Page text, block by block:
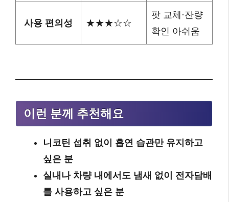
사용 편의성 ★★★☆☆
팟 교체·잔량
확인 아쉬움
이런 분께 추천해요
니코틴 섭취 없이 흡연 습관만 유지하고
싶은 분
실내나 차량 내에서도 냄새 없이 전자담배
를 사용하고 싶은 분